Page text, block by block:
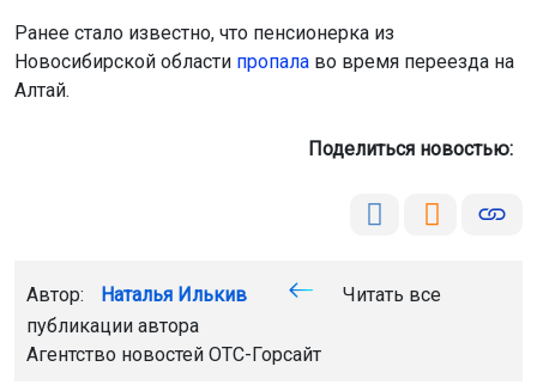
Ранее стало известно, что пенсионерка из
Новосибирской области пропала во время переезда на
Алтай.
Поделиться новостью:
Автор: Наталья Илькив
Читать все
публикации автора
Агентство новостей ОТС-Горсайт